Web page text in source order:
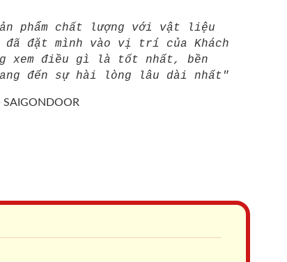
phẩm chất lượng với vật liệu
đặt mình vào vị trí của Khách
xem điều gì là tốt nhất, bền
đến sự hài lòng lâu dài nhất"
SAIGONDOOR